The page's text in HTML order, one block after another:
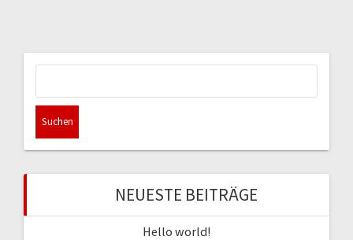
NEUESTE BEITRÄGE
Hello world!